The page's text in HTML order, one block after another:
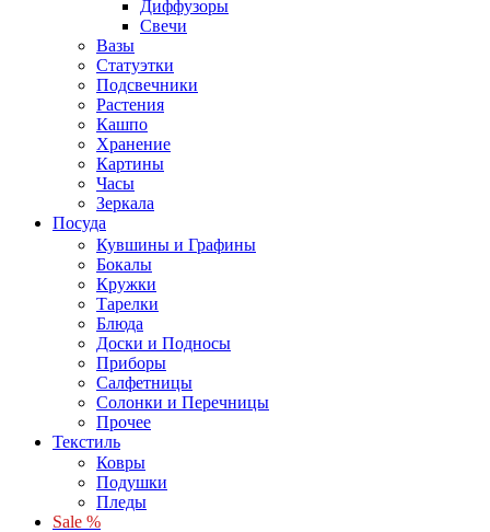
Диффузоры
Свечи
Вазы
Статуэтки
Подсвечники
Растения
Кашпо
Хранение
Картины
Часы
Зеркала
Посуда
Кувшины и Графины
Бокалы
Кружки
Тарелки
Блюда
Доски и Подносы
Приборы
Салфетницы
Солонки и Перечницы
Прочее
Текстиль
Ковры
Подушки
Пледы
Sale %